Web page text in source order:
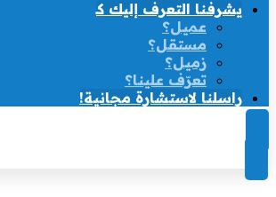
يشرفنا التعرف إليك كـ
عميل؟
مستقل؟
زميل؟
تعرّف علينا؟
راسلنا لاستشارة مجانية!